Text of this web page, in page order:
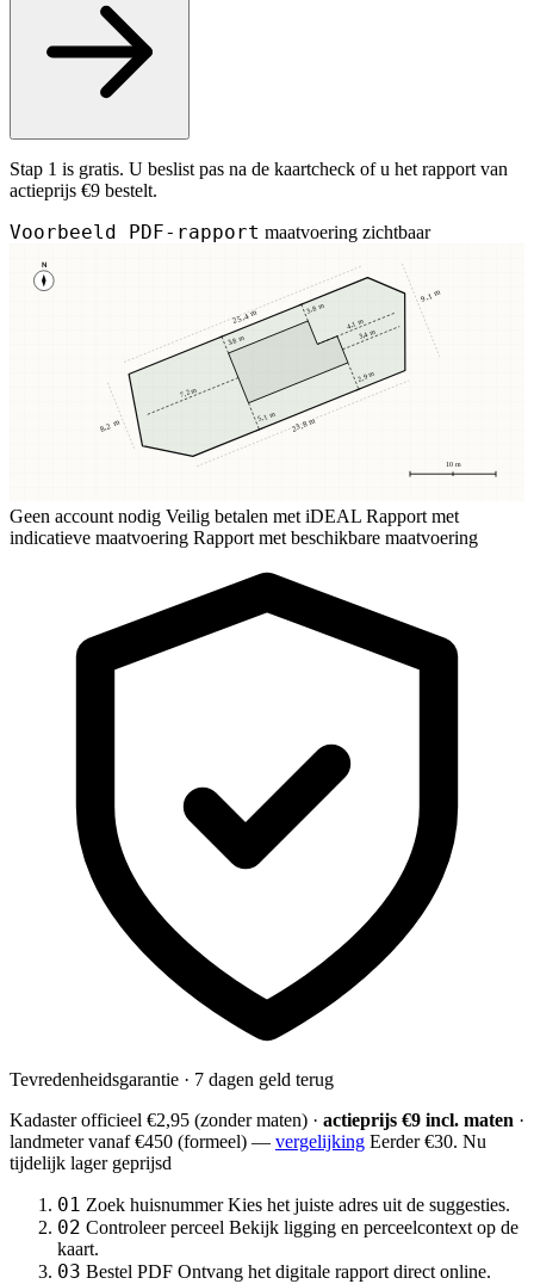
Stap 1 is gratis. U beslist pas na de kaartcheck of u het rapport van
actieprijs €9 bestelt.
Voorbeeld PDF-rapport maatvoering zichtbaar
N
10 m
3,8 m
3,8 m
5,1 m
2,9 m
7,2 m
3,4 m
4,1 m
25,4 m
23,8 m
8,2 m
9,1 m
Geen account nodig Veilig betalen met iDEAL Rapport met
indicatieve maatvoering Rapport met beschikbare maatvoering
Tevredenheidsgarantie · 7 dagen geld terug
Kadaster officieel €2,95 (zonder maten) · actieprijs €9 incl. maten ·
landmetervanaf €450 (formeel) — vergelijking Eerder €30. Nu
tijdelijk lager geprijsd
01 Zoek huisnummer Kies het juiste adres uit de suggesties.
02 Controleer perceel Bekijk ligging en perceelcontext op de
kaart.
03 Bestel PDF Ontvang het digitale rapport direct online.